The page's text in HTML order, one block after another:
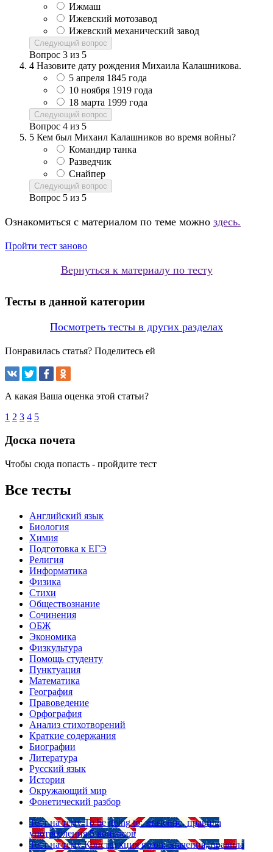
Ижмаш
Ижевский мотозавод
Ижевский механический завод
Следующий вопрос
Вопрос 3 из 5
4 Назовите дату рождения Михаила Калашникова.
5 апреля 1845 года
10 ноября 1919 года
18 марта 1999 года
Следующий вопрос
Вопрос 4 из 5
5 Кем был Михаил Калашников во время войны?
Командир танка
Разведчик
Снайпер
Следующий вопрос
Вопрос 5 из 5
Ознакомиться с материалом по теме можно здесь.
Пройти тест заново
Вернуться к материалу по тесту
Тесты в данной категории
Посмотреть тесты в других разделах
Понравилась статья? Поделитесь ей
А какая Ваша оценка этой статьи?
1 2 3 4 5
Доска почета
Чтобы сюда попасть - пройдите тест
Все тесты
Английский язык
Биология
Химия
Подготовка к ЕГЭ
Религия
Информатика
Физика
Стихи
Обществознание
Сочинения
ОБЖ
Экономика
Физкультура
Помощь студенту
Пунктуация
Математика
География
Правоведение
Орфография
Анализ стихотворений
Краткие содержания
Биографии
Литература
Русский язык
История
Окружающий мир
Фонетический разбор
Тест на тему To be going to: значение, правила
употребления 5 вопросов
Тест на тему Конструкция go on: значения, правила